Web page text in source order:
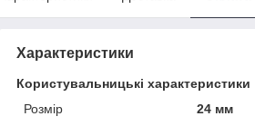
Характеристики
Користувальницькі характеристики
Розмір
24 мм